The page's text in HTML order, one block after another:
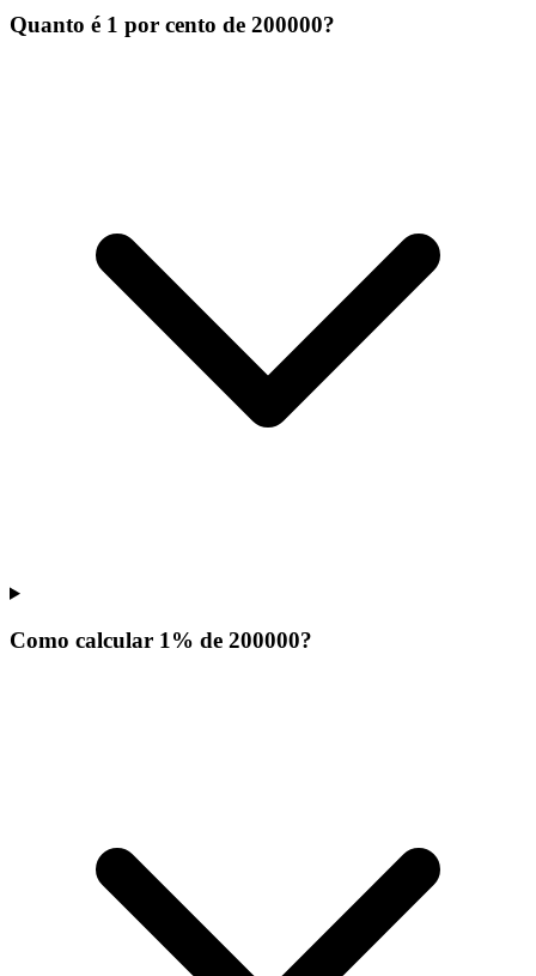
Quanto é 1 por cento de 200000?
Como calcular 1% de 200000?